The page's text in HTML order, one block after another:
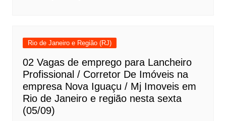
Rio de Janeiro e Região (RJ)
02 Vagas de emprego para Lancheiro
Profissional / Corretor De Imóveis na
empresa Nova Iguaçu / Mj Imoveis em
Rio de Janeiro e região nesta sexta
(05/09)